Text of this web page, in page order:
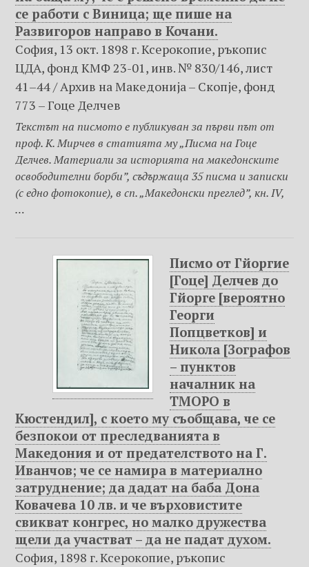
се работи с Виница; ще пише на
Развигоров направо в Кочани.
София, 13 окт. 1898 г. Ксерокопие, ръкопис
ЦДА, фонд КМФ 23-01, инв. № 830/146, лист
41–44 / Архив на Македониjа – Скопje, фонд
773 – Гоце Делчев
Текстът на писмото е публикуван за първи път от
проф. К. Мирчев в статията му „Писма на Гоце
Делчев. Материали за историята на македонските
освободителни борби”, съдържаща 35 писма и записки
(с едно фотокопие), в сп. „Македонски преглед”, кн. IV,
…
Писмо от Гйоргие
[Гоце] Делчев до
Гйорге [вероятно
Георги
Попцветков] и
Никола [Зографов
– пунктов
началник на
ТМОРО в
Кюстендил], с което му съобщава, че се
безпокои от преследванията в
Македония и от предателството на Г.
Иванчов; че се намира в материално
затруднение; да дадат на баба Дона
Ковачева 10 лв. и че върховистите
свикват конгрес, но малко дружества
щели да участват – да не падат духом.
София, 1898 г. Ксерокопие, ръкопис